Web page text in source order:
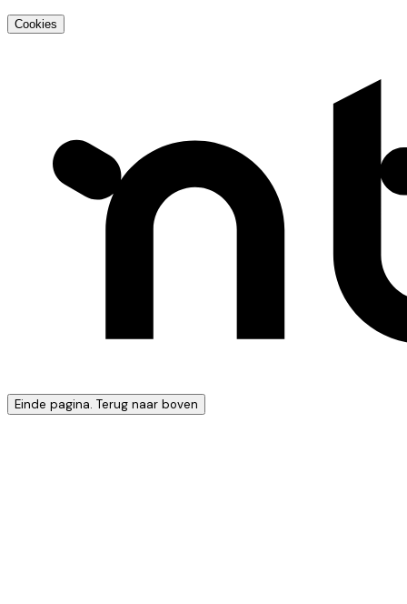
Cookies
Einde pagina. Terug naar boven